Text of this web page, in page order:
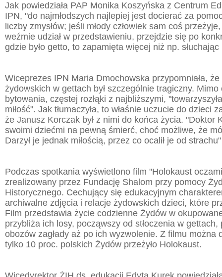
Jak powiedziała PAP Monika Koszyńska z Centrum
IPN, "do najmłodszych najlepiej jest docierać za
liczby zmysłów; jeśli młody człowiek sam coś
weźmie udział w przedstawieniu, przejdzie się po
gdzie było getto, to zapamięta więcej niż np. słuchając
Wiceprezes IPN Maria Dmochowska przypomniała,
żydowskich w gettach był szczególnie tragiczny.
bytowania, częstej rozłąki z najbliższymi,
miłość". Jak tłumaczyła, to właśnie uczucie do dzieci
że Janusz Korczak był z nimi do końca życia. "Doktor
swoimi dziećmi na pewną śmierć, choć możliwe, że
Darzył je jednak miłością, przez co ocalił je od
Podczas spotkania wyświetlono film "Holokaust
zrealizowany przez Fundację Shalom przy pomocy
Historycznego. Cechujący się edukacyjnym
archiwalne zdjęcia i relacje żydowskich dzieci, które
Film przedstawia życie codzienne Żydów w
przybliża ich losy, począwszy od stłoczenia w
obozów zagłady aż po ich wyzwolenie. Z filmu można
tylko 10 proc. polskich Żydów przeżyło Holokaust.